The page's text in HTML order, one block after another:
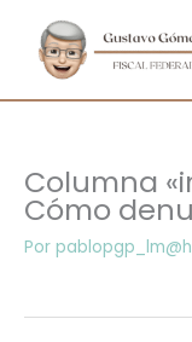
contenido
Columna
Cómo
Por